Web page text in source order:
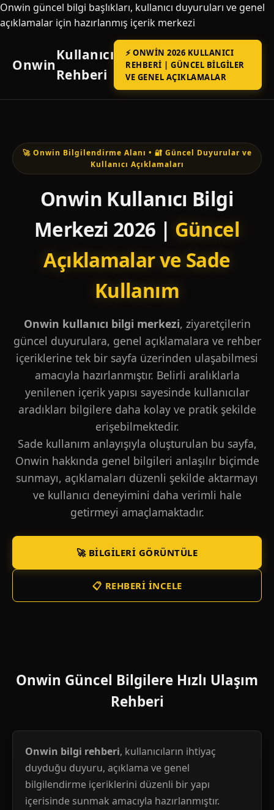
Onwin güncel bilgi başlıkları, kullanıcı duyuruları ve genel
açıklamalar için hazırlanmış içerik merkezi
Onwin
Kullanıcı
Rehberi
⚡ ONWIN 2026 KULLANICI
REHBERI | GÜNCEL BILGILER
VE GENEL AÇIKLAMALAR
🚀 Onwin Bilgilendirme Alanı • 🔐 Güncel Duyurular ve
Kullanıcı Açıklamaları
Onwin Kullanıcı Bilgi
Merkezi 2026 | Güncel
Açıklamalar ve Sade
Kullanım
Onwin kullanıcı bilgi merkezi, ziyaretçilerin
güncel duyurulara, genel açıklamalara ve rehber
içeriklerine tek bir sayfa üzerinden ulaşabilmesi
amacıyla hazırlanmıştır. Belirli aralıklarla
yenilenen içerik yapısı sayesinde kullanıcılar
aradıkları bilgilere daha kolay ve pratik şekilde
erişebilmektedir.
Sade kullanım anlayışıyla oluşturulan bu sayfa,
Onwin hakkında genel bilgileri anlaşılır biçimde
sunmayı, açıklamaları düzenli şekilde aktarmayı
ve kullanıcı deneyimini daha verimli hale
getirmeyi amaçlamaktadır.
🚀 BILGILERI GÖRÜNTÜLE
📋 REHBERI İNCELE
Onwin Güncel Bilgilere Hızlı Ulaşım
Rehberi
Onwin bilgi rehberi, kullanıcıların ihtiyaç
duyduğu duyuru, açıklama ve genel
bilgilendirme içeriklerini düzenli bir yapı
içerisinde sunmak amacıyla hazırlanmıştır.